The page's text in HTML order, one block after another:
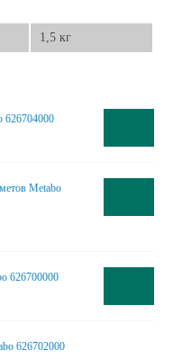
1,5 кг
626704000
Metabo
626700000
626702000